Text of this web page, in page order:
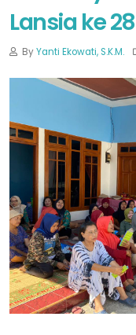
Lansia ke 28
ByYanti Ekowati, S.K.M.